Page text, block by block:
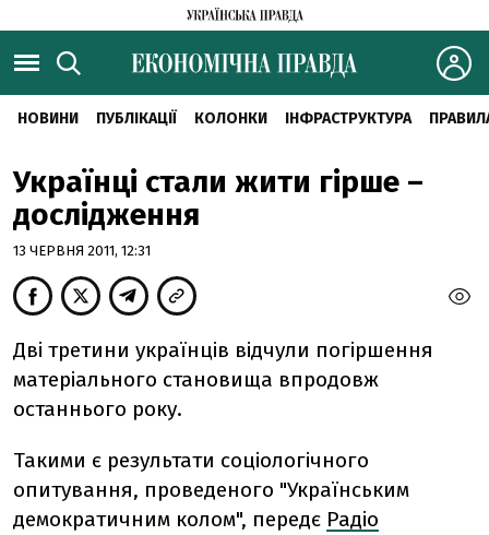
НОВИНИ ПУБЛІКАЦІЇ КОЛОНКИ ІНФРАСТРУКТУРА
Українці стали жити гірше –
дослідження
13 ЧЕРВНЯ 2011, 12:31
Дві третини українців відчули погіршення
матеріального становища впродовж
останнього року.
Такими є результати соціологічного
опитування, проведеного "Українським
демократичним колом", передє Радіо